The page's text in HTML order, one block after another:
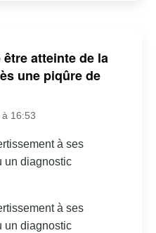
atteinte de la
une piqûre de
16:53
à ses
un diagnostic
à ses
un diagnostic